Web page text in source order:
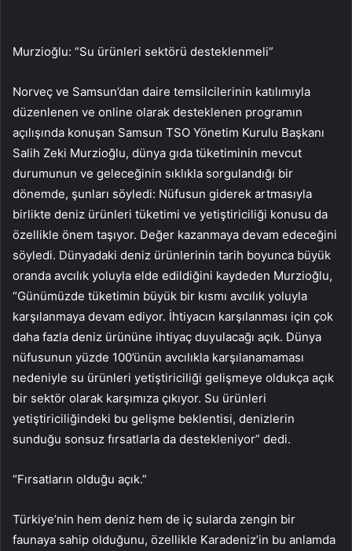
Murzioğlu: “Su ürünleri sektörü desteklenmeli”
Norveç ve Samsun’dan daire temsilcilerinin katılımıyla
düzenlenen ve online olarak desteklenen programın
açılışında konuşan Samsun TSO Yönetim Kurulu Başkanı
Salih Zeki Murzioğlu, dünya gıda tüketiminin mevcut
durumunun ve geleceğinin sıklıkla sorgulandığı bir
dönemde, şunları söyledi: Nüfusun giderek artmasıyla
birlikte deniz ürünleri tüketimi ve yetiştiriciliği konusu da
özellikle önem taşıyor. Değer kazanmaya devam edeceğini
söyledi. Dünyadaki deniz ürünlerinin tarih boyunca büyük
oranda avcılık yoluyla elde edildiğini kaydeden Murzioğlu,
“Günümüzde tüketimin büyük bir kısmı avcılık yoluyla
karşılanmaya devam ediyor. İhtiyacın karşılanması için çok
daha fazla deniz ürününe ihtiyaç duyulacağı açık. Dünya
nüfusunun yüzde 100’ünün avcılıkla karşılanamaması
nedeniyle su ürünleri yetiştiriciliği gelişmeye oldukça açık
bir sektör olarak karşımıza çıkıyor. Su ürünleri
yetiştiriciliğindeki bu gelişme beklentisi, denizlerin
sunduğu sonsuz fırsatlarla da destekleniyor” dedi.
“Fırsatların olduğu açık.”
Türkiye’nin hem deniz hem de iç sularda zengin bir
faunaya sahip olduğunu, özellikle Karadeniz’in bu anlamda